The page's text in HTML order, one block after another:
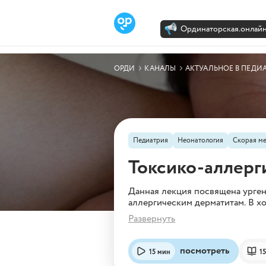
Лента Каналы Об
ОРДИ КАНАЛЫ АКТУАЛЬНОЕ В
Педиатрия Неонатология Скорая
Токсико-
Данная лекция посвящена
аллергическим дерматитам. В
разобраны синдром Стивенса
аллергических дерматитах.
Развернуть
15 мин посмотреть